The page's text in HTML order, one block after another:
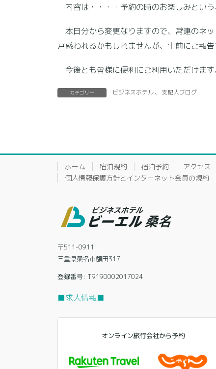
内容は・・・・予約の時のお楽しみという
本日分から変更なりますので、常連のネ
戸惑われるかもしれませんが、事前にご報告
今後とも皆様に便利にご利用いただけます
カテゴリー ビジネスホテル、 支配人ブログ
ホーム 宿泊規約 宿泊予約 アクセス
個人情報保護方針とインターネット会員の規約
〒511-0911
三重県桑名市額田317
登録番号: T9190002017024
■求人情報■
オンライン旅行会社から予約